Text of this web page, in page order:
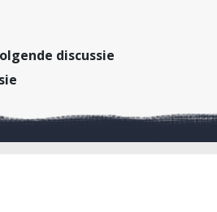
discussie